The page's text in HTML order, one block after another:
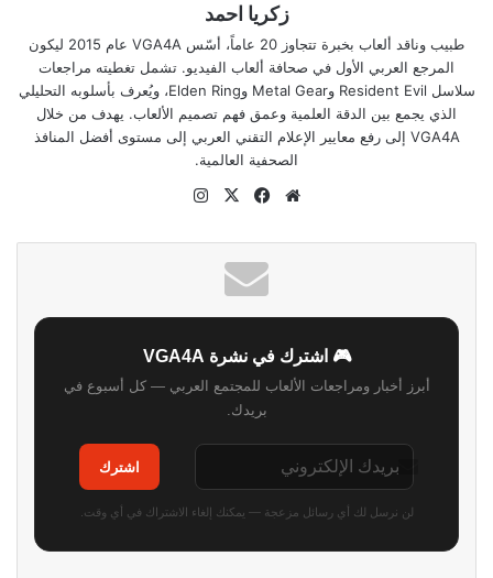
زكريا احمد
طبيب وناقد ألعاب بخبرة تتجاوز 20 عاماً، أسّس VGA4A عام 2015 ليكون
المرجع العربي الأول في صحافة ألعاب الفيديو. تشمل تغطيته مراجعات
سلاسل Resident Evil وMetal Gear وElden Ring، ويُعرف بأسلوبه التحليلي
الذي يجمع بين الدقة العلمية وعمق فهم تصميم الألعاب. يهدف من خلال
VGA4A إلى رفع معايير الإعلام التقني العربي إلى مستوى أفضل المنافذ
الصحفية العالمية.
موقع
فيسبوك
‫X
🎮 اشترك في نشرة VGA4A
أبرز أخبار ومراجعات الألعاب للمجتمع العربي — كل أسبوع في
بريدك.
اشترك
لن نرسل لك أي رسائل مزعجة — يمكنك إلغاء الاشتراك في أي وقت.